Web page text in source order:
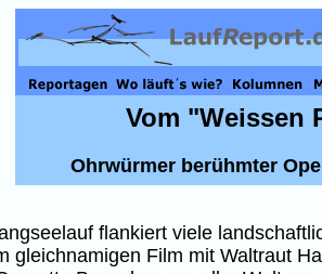
Vom "Weissen
Ohrwürmer berühmter
flankiert viele
gleichnamigen Film mit Waltraut